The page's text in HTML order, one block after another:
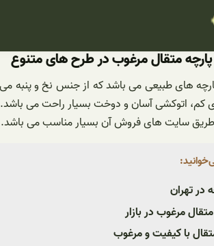
متقال مرغوب در طرح های متنوع
های طبیعی می باشد که از جنس نخ و پنبه
کم، اتوکشی آسان و دوخت بسیار راحت می
سایت های فروش آن بسیار مناسب می باشد.
در تهران
مرغوب در بازار
با کیفیت و مرغوب